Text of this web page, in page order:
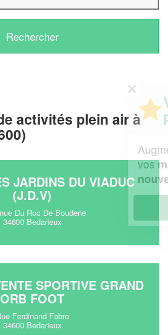
activités plein air à
JARDINS DU VIADUC
(J.D.V)
Du Roc De Boudene
34600 Bedarieux
SPORTIVE GRAND
ORB FOOT
Ferdinand Fabre
34600 Bedarieux
professionnel ?
chiffre d'affaireset
tout en gagnant de
clients !
En savoir plus